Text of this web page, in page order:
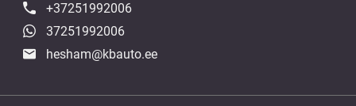
+37251992006
37251992006
hesham@kbauto.ee